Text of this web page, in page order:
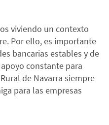
viviendo un contexto
Por ello, es importante
bancarias estables y de
constante para
de Navarra siempre
para las empresas